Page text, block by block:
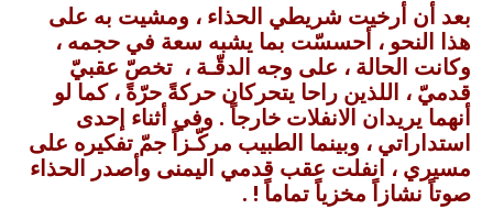
بعد أن أرخيت شريطي الحذاء ، ومشيت به على
هذا النحو ، أحسسّت بما يشبه سعة في حجمه ،
وكانت الحالة ، على وجه الدقّـة ، تخصّ عقبيّ
قدميّ ، اللذين راحا يتحركان حركةً حرّةً ، كما لو
أنهما يريدان الانفلات خارجاً . وفي أثناء إحدى
استداراتي ، وبينما الطبيب مركّـزاً جمّ تفكيره على
مسيري ، انفلت عقب قدمي اليمنى وأصدر الحذاء
صوتاً نشازاً مخزياً تماماً ! .